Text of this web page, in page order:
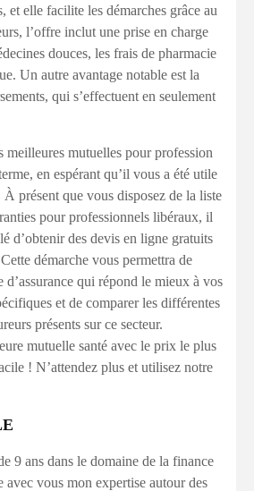
et elle facilite les démarches grâce au
l’offre inclut une prise en charge
douces, les frais de pharmacie
Un autre avantage notable est la
qui s’effectuent en seulement
meilleures mutuelles pour profession
en espérant qu’il vous a été utile
À présent que vous disposez de la liste
pour professionnels libéraux, il
d’obtenir des devis en ligne gratuits
démarche vous permettra de
qui répond le mieux à vos
et de comparer les différentes
présents sur ce secteur.
mutuelle santé avec le prix le plus
! N’attendez plus et utilisez notre
9 ans dans le domaine de la finance
avec vous mon expertise autour des